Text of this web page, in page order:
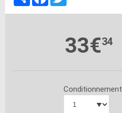
33€34
Conditionnement